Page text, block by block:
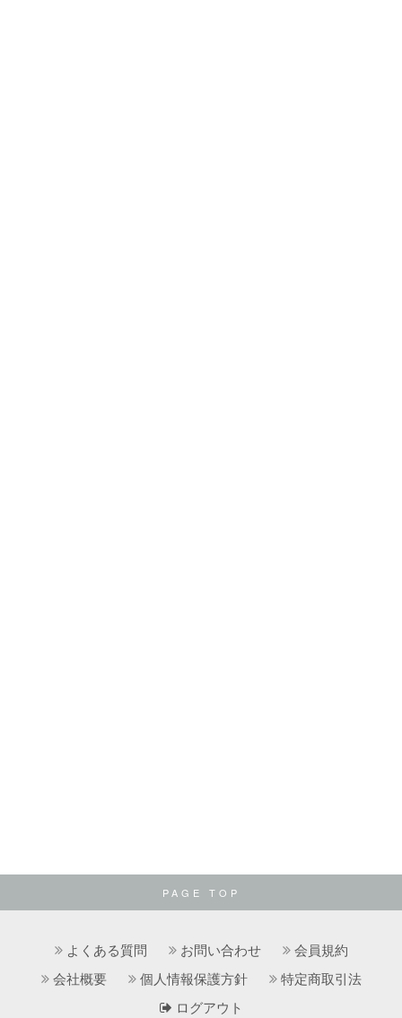
PAGE TOP
よくある質問 お問い合わせ
会員規約
会社概要
個人情報保護方針
特定商取引法
ログアウト